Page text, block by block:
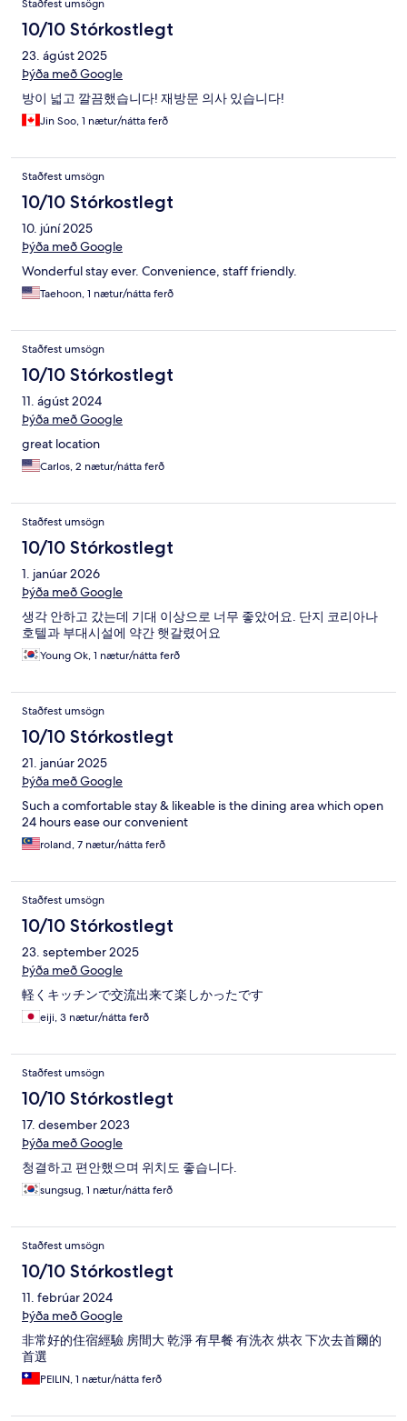
Staðfest umsögn
10/10 Stórkostlegt
23. ágúst 2025
Þýða með Google
방이 넓고 깔끔했습니다! 재방문 의사 있습니다!
Jin Soo, 1 nætur/nátta ferð
Staðfest umsögn
10/10 Stórkostlegt
10. júní 2025
Þýða með Google
Wonderful stay ever. Convenience, staff friendly.
Taehoon, 1 nætur/nátta ferð
Staðfest umsögn
10/10 Stórkostlegt
11. ágúst 2024
Þýða með Google
great location
Carlos, 2 nætur/nátta ferð
Staðfest umsögn
10/10 Stórkostlegt
1. janúar 2026
Þýða með Google
생각 안하고 갔는데 기대 이상으로 너무 좋았어요. 단지 코리아나
호텔과 부대시설에 약간 햇갈렸어요
Young Ok, 1 nætur/nátta ferð
Staðfest umsögn
10/10 Stórkostlegt
21. janúar 2025
Þýða með Google
Such a comfortable stay & likeable is the dining area which open
24 hours ease our convenient
roland, 7 nætur/nátta ferð
Staðfest umsögn
10/10 Stórkostlegt
23. september 2025
Þýða með Google
軽くキッチンで交流出来て楽しかったです
eiji, 3 nætur/nátta ferð
Staðfest umsögn
10/10 Stórkostlegt
17. desember 2023
Þýða með Google
청결하고 편안했으며 위치도 좋습니다.
sungsug, 1 nætur/nátta ferð
Staðfest umsögn
10/10 Stórkostlegt
11. febrúar 2024
Þýða með Google
非常好的住宿經驗 房間大 乾淨 有早餐 有洗衣 烘衣 下次去首爾的
首選
PEILIN, 1 nætur/nátta ferð